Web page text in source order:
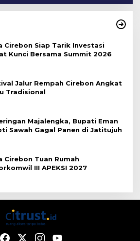
Cirebon Siap Tarik Investasi
Kunci Bersama Summit 2026
Jalur Rempah Cirebon Angkat
Tradisional
Majalengka, Bupati Eman
Sawah Gagal Panen di Jatitujuh
Cirebon Tuan Rumah
III APEKSI 2027